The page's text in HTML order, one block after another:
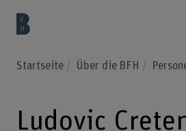
Startseite Über die BFH
Ludovic